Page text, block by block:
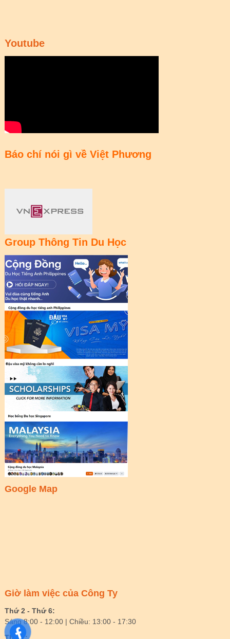
Youtube
Báo chí nói gì về Việt Phương
Group Thông Tin Du Học
Google Map
Giờ làm việc của Công Ty
Thứ 2 - Thứ 6:
Sáng 8:00 - 12:00 | Chiều: 13:00 - 17:30